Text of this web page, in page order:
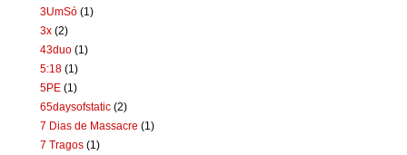
3UmSó (1)
3x (2)
43duo (1)
5:18 (1)
5PE (1)
65daysofstatic (2)
7 Dias de Massacre (1)
7 Tragos (1)